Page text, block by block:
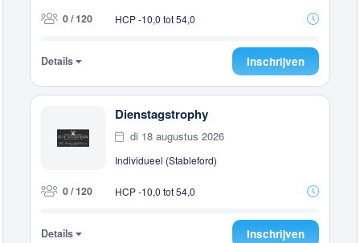
0 / 120 HCP -10,0 tot 54,0
Details Inschrijven
Dienstagstrophy
di 18 augustus 2026
Individueel (Stableford)
0 / 120 HCP -10,0 tot 54,0
Details Inschrijven